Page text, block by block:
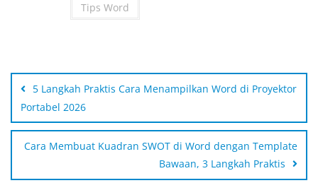
Tips Word
5 Langkah Praktis Cara Menampilkan Word di Proyektor
Portabel 2026
Cara Membuat Kuadran SWOT di Word dengan Template
Bawaan, 3 Langkah Praktis